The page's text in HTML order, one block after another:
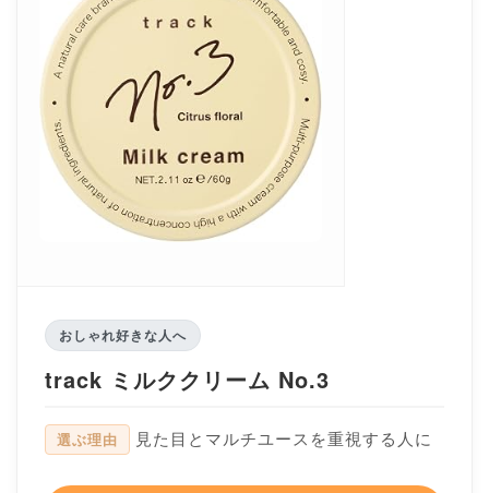
おしゃれ好きな人へ
track ミルククリーム No.3
選ぶ理由 見た目とマルチユースを重視する人に